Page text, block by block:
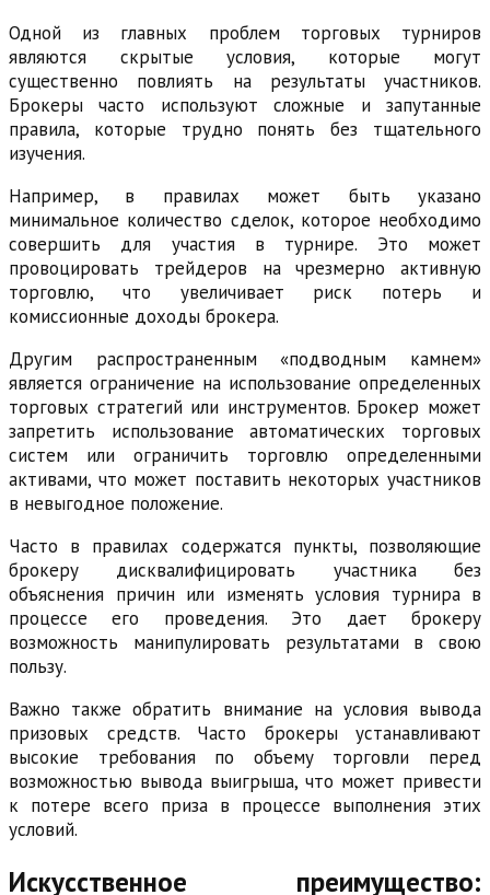
Одной из главных проблем торговых турниров
являются скрытые условия, которые могут
существенно повлиять на результаты участников.
Брокеры часто используют сложные и запутанные
правила, которые трудно понять без тщательного
изучения.
Например, в правилах может быть указано
минимальное количество сделок, которое необходимо
совершить для участия в турнире. Это может
провоцировать трейдеров на чрезмерно активную
торговлю, что увеличивает риск потерь и
комиссионные доходы брокера.
Другим распространенным «подводным камнем»
является ограничение на использование определенных
торговых стратегий или инструментов. Брокер может
запретить использование автоматических торговых
систем или ограничить торговлю определенными
активами, что может поставить некоторых участников
в невыгодное положение.
Часто в правилах содержатся пункты, позволяющие
брокеру дисквалифицировать участника без
объяснения причин или изменять условия турнира в
процессе его проведения. Это дает брокеру
возможность манипулировать результатами в свою
пользу.
Важно также обратить внимание на условия вывода
призовых средств. Часто брокеры устанавливают
высокие требования по объему торговли перед
возможностью вывода выигрыша, что может привести
к потере всего приза в процессе выполнения этих
условий.
Искусственное преимущество: